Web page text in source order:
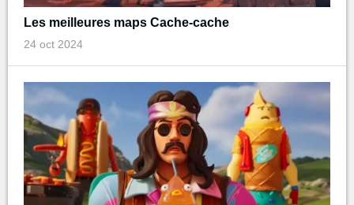
Les meilleures maps Cache-cache
24 oct 2024